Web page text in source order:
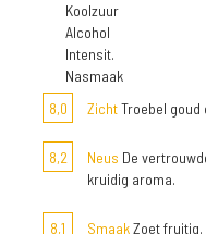
Koolzuur
Alcohol
Intensit.
Nasmaak
8,0
ZichtTroebel
8,2 Neus De
kruidig aroma.
8,1 SmaakZoet